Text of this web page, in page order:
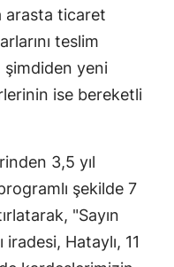
arasta ticaret
teslim
şimdiden yeni
ise bereketli
3,5 yıl
şekilde 7
"Sayın
iradesi, Hataylı, 11